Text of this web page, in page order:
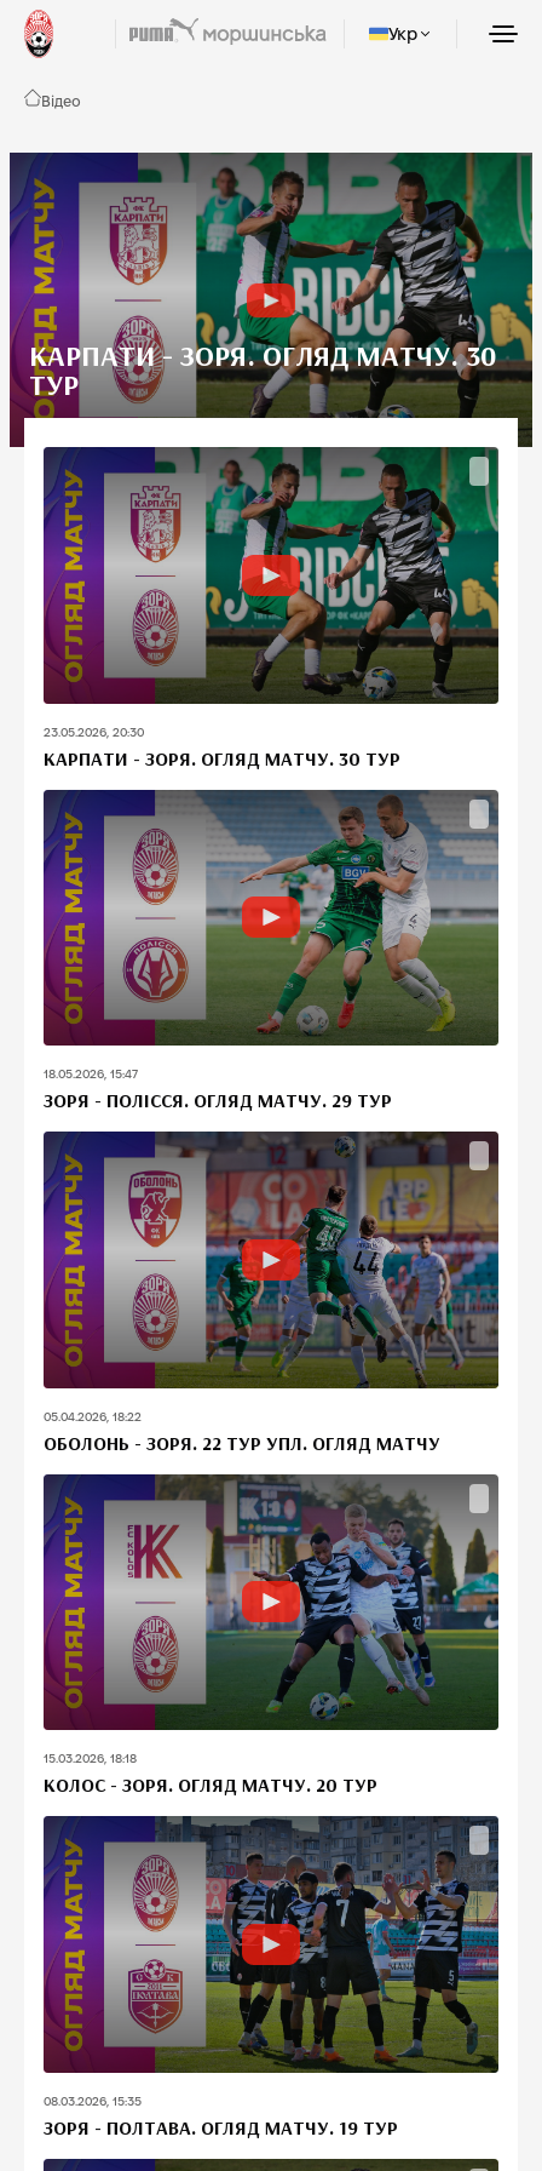
Укр
Відео
КАРПАТИ - ЗОРЯ. ОГЛЯД МАТЧУ. 30
ТУР
23.05.2026, 20:30
КАРПАТИ - ЗОРЯ. ОГЛЯД МАТЧУ. 30 ТУР
18.05.2026, 15:47
ЗОРЯ - ПОЛІССЯ. ОГЛЯД МАТЧУ. 29 ТУР
05.04.2026, 18:22
ОБОЛОНЬ - ЗОРЯ. 22 ТУР УПЛ. ОГЛЯД МАТЧУ
15.03.2026, 18:18
КОЛОС - ЗОРЯ. ОГЛЯД МАТЧУ. 20 ТУР
08.03.2026, 15:35
ЗОРЯ - ПОЛТАВА. ОГЛЯД МАТЧУ. 19 ТУР